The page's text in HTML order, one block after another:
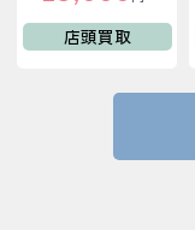
店頭買取